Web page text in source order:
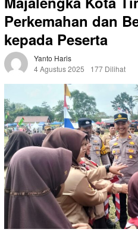
Perkemahan dan
kepada Peserta
Yanto Haris
4 Agustus 2025
177 Dilihat